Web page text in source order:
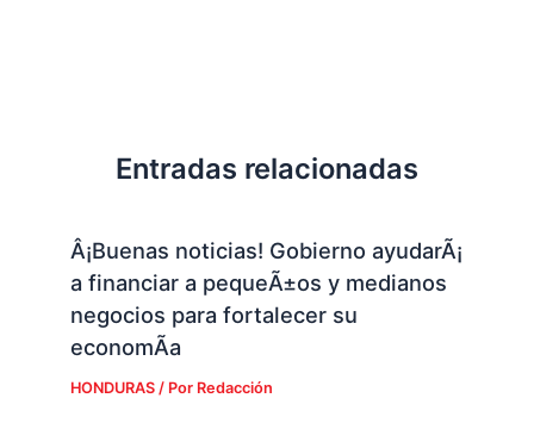
Entradas relacionadas
Â¡Buenas noticias! Gobierno ayudarÃ¡
a financiar a pequeÃ±os y medianos
negocios para fortalecer su
economÃ­a
HONDURAS/ Por Redacción